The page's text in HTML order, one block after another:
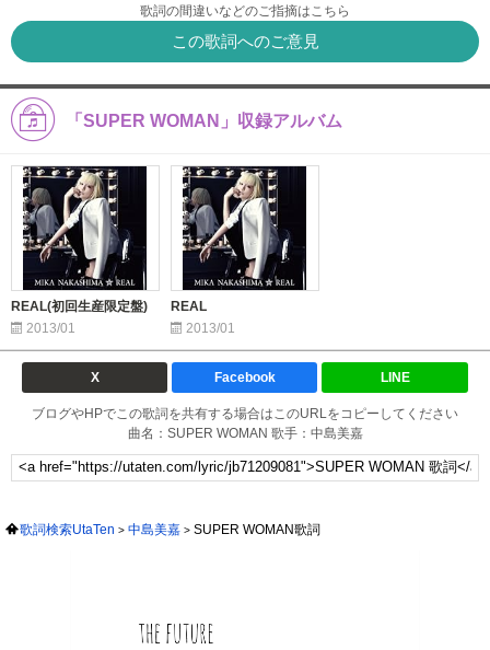
歌詞の間違いなどのご指摘はこちら
この歌詞へのご意見
「SUPER WOMAN」収録アルバム
REAL(初回生産限定盤)
2013/01
REAL
2013/01
X Facebook LINE
ブログやHPでこの歌詞を共有する場合はこのURLをコピーしてください
曲名：SUPER WOMAN 歌手：中島美嘉
歌詞検索UtaTen 中島美嘉 SUPER WOMAN歌詞